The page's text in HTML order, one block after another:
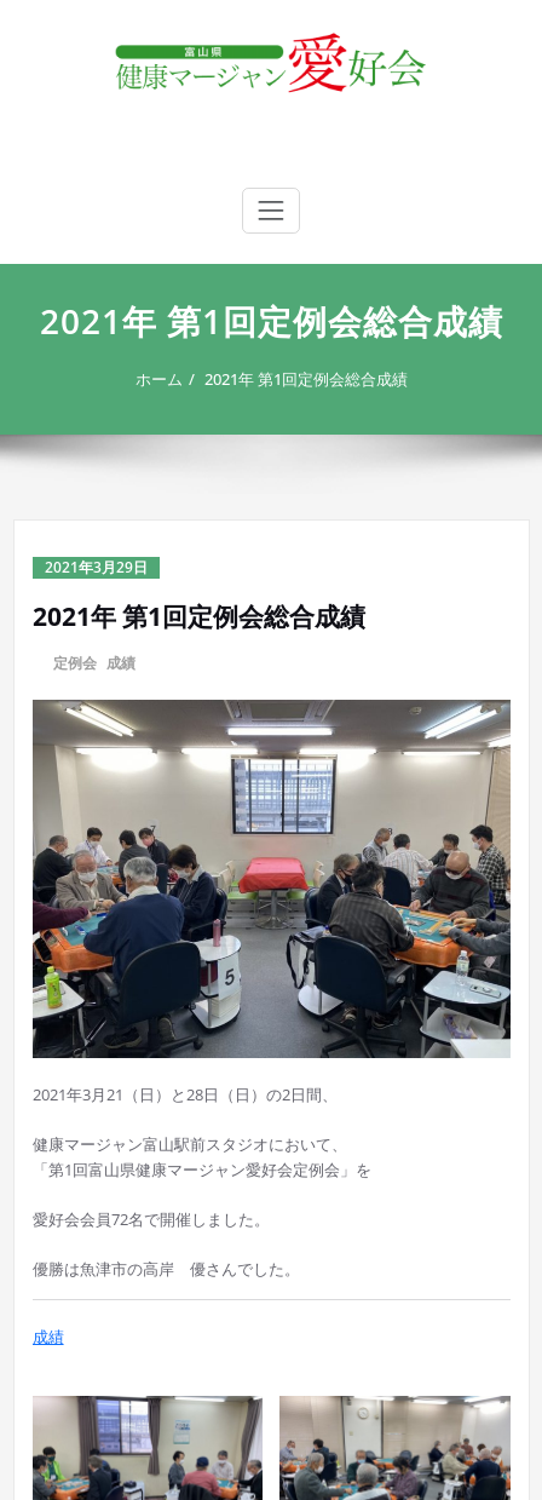
富山県 健康マージャン愛好会
2021年 第1回定例会総合成績
ホーム 2021年 第1回定例会総合成績
2021年3月29日
2021年 第1回定例会総合成績
定例会, 成績
2021年3月21（日）と28日（日）の2日間、
健康マージャン富山駅前スタジオにおいて、
「第1回富山県健康マージャン愛好会定例会」を
愛好会会員72名で開催しました。
優勝は魚津市の高岸 優さんでした。
成績